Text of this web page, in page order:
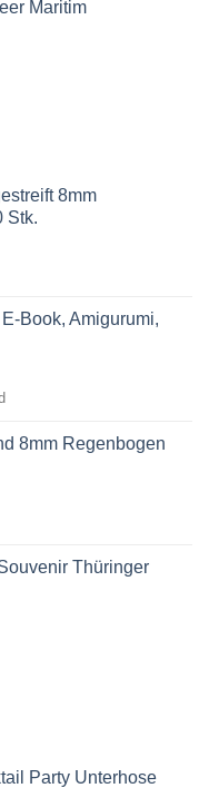
Maritim
8mm
Stk.
Book, Amigurumi,
8mm Regenbogen
Thüringer
Party Unterhose